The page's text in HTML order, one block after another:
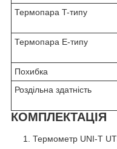
Термопара T-типу
Термопара E-типу
Похибка
Роздільна здатність
КОМПЛЕКТАЦІЯ
Термометр UNI-T